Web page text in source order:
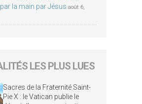
par la main par Jésus août 6,
LES PLUS LUES
Sacres de la Fraternité Saint-
Pie X : le Vatican publie le